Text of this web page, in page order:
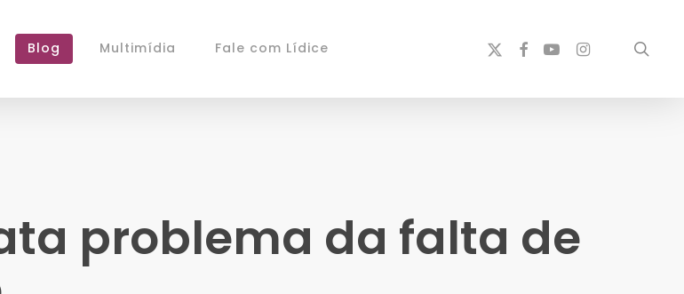
Blog Multimídia Fale com Lídice
x-
facebook
youtubeinstagram
problema da falta de